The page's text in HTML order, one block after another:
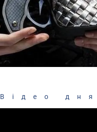
Відео дня